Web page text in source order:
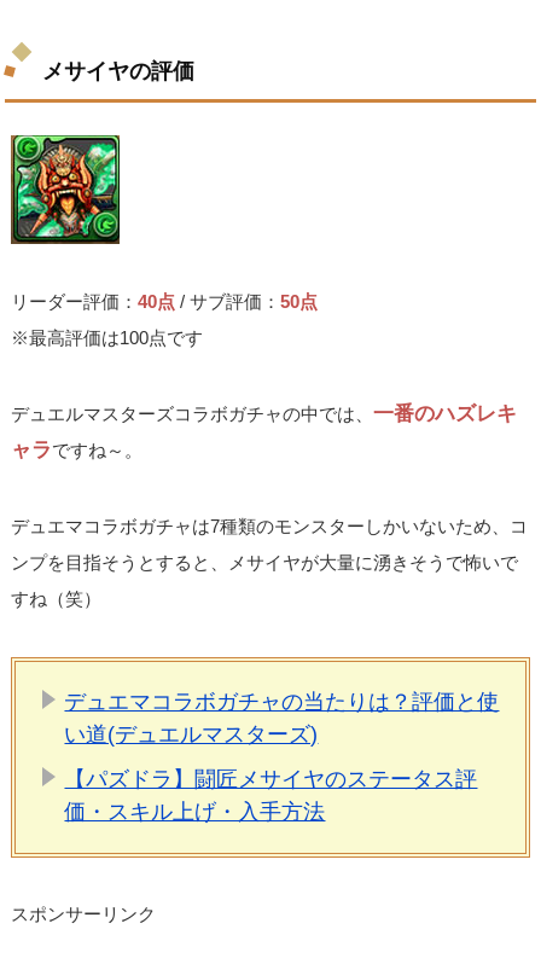
メサイヤの評価
リーダー評価：40点 / サブ評価：50点
※最高評価は100点です
デュエルマスターズコラボガチャの中では、一番のハズレキ
ャラですね～。
デュエマコラボガチャは7種類のモンスターしかいないため、コ
ンプを目指そうとすると、メサイヤが大量に湧きそうで怖いで
すね（笑）
デュエマコラボガチャの当たりは？評価と使
い道(デュエルマスターズ)
【パズドラ】闘匠メサイヤのステータス評
価・スキル上げ・入手方法
スポンサーリンク